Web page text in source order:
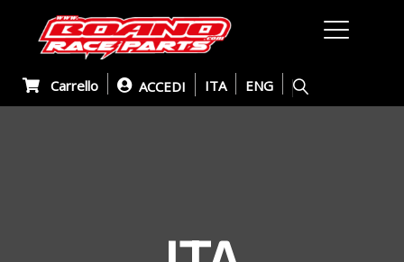
Carrello ACCEDI ITA ENG